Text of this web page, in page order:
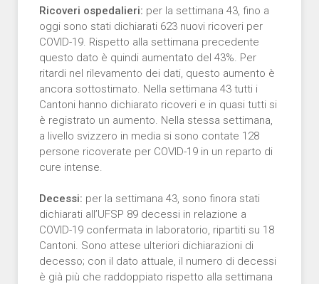
Ricoveri ospedalieri: per la settimana 43, fino a
oggi sono stati dichiarati 623 nuovi ricoveri per
COVID-19. Rispetto alla settimana precedente
questo dato è quindi aumentato del 43%. Per
ritardi nel rilevamento dei dati, questo aumento è
ancora sottostimato. Nella settimana 43 tutti i
Cantoni hanno dichiarato ricoveri e in quasi tutti si
è registrato un aumento. Nella stessa settimana,
a livello svizzero in media si sono contate 128
persone ricoverate per COVID-19 in un reparto di
cure intense.
Decessi: per la settimana 43, sono finora stati
dichiarati all’UFSP 89 decessi in relazione a
COVID-19 confermata in laboratorio, ripartiti su 18
Cantoni. Sono attese ulteriori dichiarazioni di
decesso; con il dato attuale, il numero di decessi
è già più che raddoppiato rispetto alla settimana